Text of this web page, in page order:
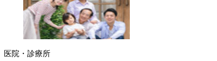
医院・診療所